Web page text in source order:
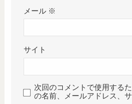
メール ※
サイト
次回のコメントで使用する
の名前、メールアドレス、サ